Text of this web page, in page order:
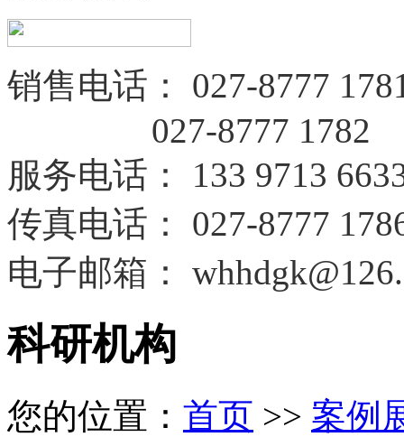
销售电话：
027-8777
027-8777 1782
服务电话 ：
133 9713
传真电话： 027-8777
电子邮箱：
科研机构
您的位置： 首页 >> 案例